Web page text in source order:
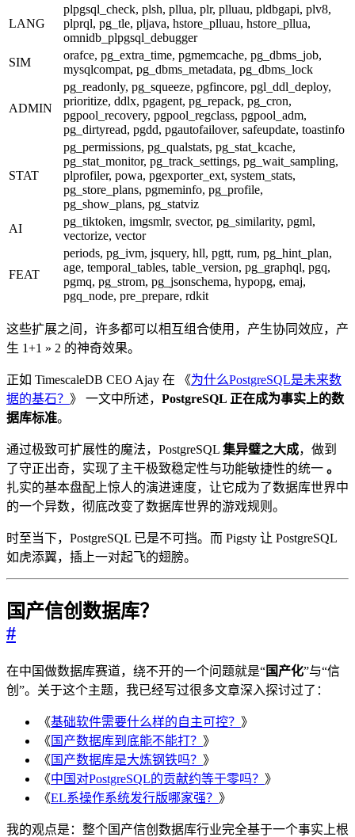
LANG
plpgsql_check, plsh, pllua, plr, plluau, pldbgapi, plv8,
plprql, pg_tle, pljava, hstore_plluau, hstore_pllua,
omnidb_plpgsql_debugger
SIM
orafce, pg_extra_time, pgmemcache, pg_dbms_job,
mysqlcompat, pg_dbms_metadata, pg_dbms_lock
ADMIN
pg_readonly, pg_squeeze, pgfincore, pgl_ddl_deploy,
prioritize, ddlx, pgagent, pg_repack, pg_cron,
pgpool_recovery, pgpool_regclass, pgpool_adm,
pg_dirtyread, pgdd, pgautofailover, safeupdate, toastinfo
STAT
pg_permissions, pg_qualstats, pg_stat_kcache,
pg_stat_monitor, pg_track_settings, pg_wait_sampling,
plprofiler, powa, pgexporter_ext, system_stats,
pg_store_plans, pgmeminfo, pg_profile,
pg_show_plans, pg_statviz
AI
pg_tiktoken, imgsmlr, svector, pg_similarity, pgml,
vectorize, vector
FEAT
periods, pg_ivm, jsquery, hll, pgtt, rum, pg_hint_plan,
age, temporal_tables, table_version, pg_graphql, pgq,
pgmq, pg_strom, pg_jsonschema, hypopg, emaj,
pgq_node, pre_prepare, rdkit
这些扩展之间，许多都可以相互组合使用，产生协同效应，产
生 1+1 » 2 的神奇效果。
正如 TimescaleDB CEO Ajay 在 《为什么PostgreSQL是未来数
据的基石？ 》 一文中所述， PostgreSQL 正在成为事实上的数
据库标准。
通过极致可扩展性的魔法，PostgreSQL 集异璧之大成，做到
了守正出奇，实现了主干极致稳定性与功能敏捷性的统一 。
扎实的基本盘配上惊人的演进速度，让它成为了数据库世界中
的一个异数，彻底改变了数据库世界的游戏规则。
时至当下，PostgreSQL 已是不可挡。而 Pigsty 让 PostgreSQL
如虎添翼，插上一对起飞的翅膀。
国产信创数据库？
#
在中国做数据库赛道，绕不开的一个问题就是“国产化”与“信
创”。关于这个主题，我已经写过很多文章深入探讨过了：
《基础软件需要什么样的自主可控？ 》
《 国产数据库到底能不能打？ 》
《 国产数据库是大炼钢铁吗？ 》
《中国对PostgreSQL的贡献约等于零吗？ 》
《EL系操作系统发行版哪家强？ 》
我的观点是：整个国产信创数据库行业完全基于一个事实上根